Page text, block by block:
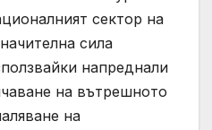
сектор на
сила
напреднали
на вътрешното
на